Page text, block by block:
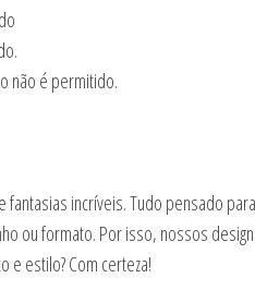
não é permitido.
fantasias incríveis. Tudo pensado
ou formato. Por isso, nossos
e estilo? Com certeza!